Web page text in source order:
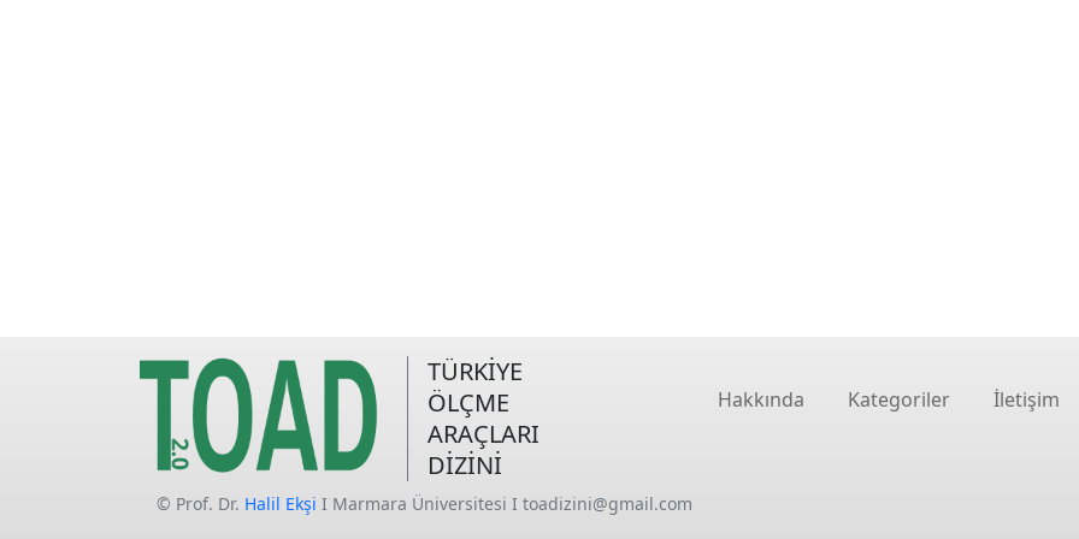
TÜRKİYE
ÖLÇME
ARAÇLARI
DİZİNİ
Hakkında Kategoriler İletişim
© Prof. Dr. Halil Ekşi I Marmara Üniversitesi I toadizini@gmail.com